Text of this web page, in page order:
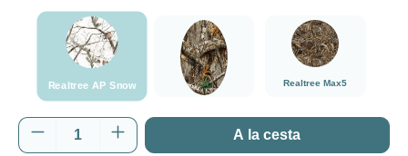
Realtree AP Snow
###Realtree AP Snow###LensCoat###Realtree Edge###LensCoat
Realtree Max5
###Realtree
Cantidad del producto: introduce la
A la cesta